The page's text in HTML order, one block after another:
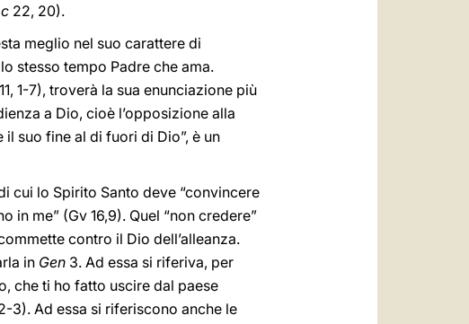
22, 20).
meglio nel suo carattere di
stesso tempo Padre che ama.
11, 1-7), troverà la sua enunciazione più
a Dio, cioè l’opposizione alla
suo fine al di fuori di Dio”, è un
cui lo Spirito Santo deve “convincere
in me” (Gv 16,9). Quel “non credere”
contro il Dio dell’alleanza.
in Gen 3. Ad essa si riferiva, per
che ti ho fatto uscire dal paese
3). Ad essa si riferiscono anche le